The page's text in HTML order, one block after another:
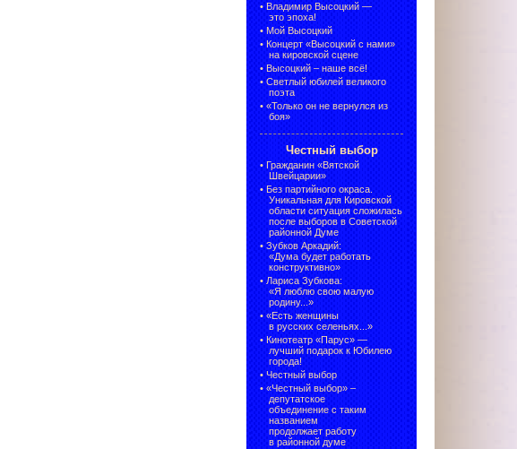
• Владимир Высоцкий —
это эпоха!
• Мой Высоцкий
• Концерт «Высоцкий с нами»
на кировской сцене
• Высоцкий – наше всё!
• Светлый юбилей великого
поэта
• «Только он не вернулся из
боя»
Честный выбор
• Гражданин «Вятской
Швейцарии»
• Без партийного окраса.
Уникальная для Кировской
области ситуация сложилась
после выборов в Советской
районной Думе
• Зубков Аркадий:
«Дума будет работать
конструктивно»
• Лариса Зубкова:
«Я люблю свою малую
родину...»
• «Есть женщины
в русских селеньях...»
• Кинотеатр «Парус» —
лучший подарок к Юбилею
города!
• Честный выбор
• «Честный выбор» –
депутатское
объединение с таким
названием
продолжает работу
в районной думе